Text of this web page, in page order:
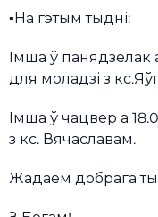
▪️На гэтым тыдні:
Імша ў панядзелак
для моладзі з
Імша ў чацвер а
з кс. Вячаславам.
Жадаем добрага